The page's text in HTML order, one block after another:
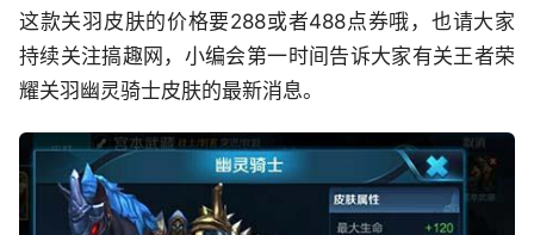
这款关羽皮肤的价格要288或者488点券哦，也请大家
持续关注搞趣网，小编会第一时间告诉大家有关王者荣
耀关羽幽灵骑士皮肤的最新消息。